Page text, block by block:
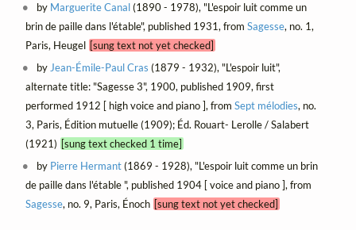
by Marguerite Canal(1890 - 1978), "L'espoir luit comme un
brin de paille dans l'étable", published 1931, from Sagesse, no. 1,
Paris, Heugel [sung text not yet checked]
byJean-Émile-Paul Cras (1879 - 1932), "L'espoir luit",
alternate title: "Sagesse 3", 1900, published 1909, first
performed 1912 [ high voice and piano ], from Sept mélodies, no.
3, Paris, Édition mutuelle (1909); Éd. Rouart- Lerolle / Salabert
(1921) [sung text checked 1 time]
by Pierre Hermant(1869 - 1928), "L'espoir luit comme un brin
de paille dans l'étable ", published 1904 [ voice and piano ], from
Sagesse, no. 9, Paris, Énoch [sung text not yet checked]